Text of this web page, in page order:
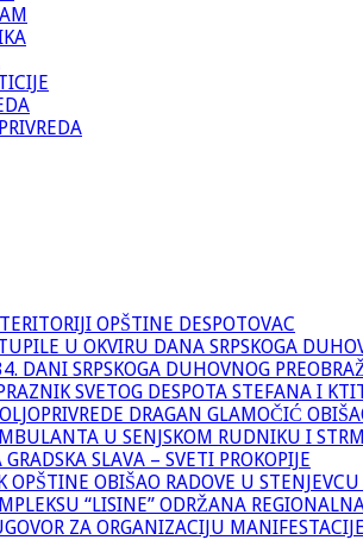
OPŠTINE DESPOTOVAC
U OKVIRU DANA SRPSKOGA
DANI SRPSKOGA DUHOVNOG
SVETOG DESPOTA STEFANA I
DRAGAN GLAMOČIĆ
U SENJSKOM RUDNIKU I
SLAVA – SVETI PROKOPIJE
OPŠTINE OBIŠAO RADOVE U
“LISINE” ODRŽANA
ZA ORGANIZACIJU